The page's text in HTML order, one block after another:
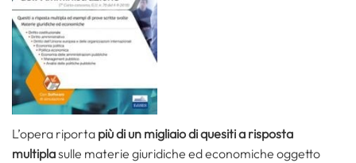
L’opera riporta più di un migliaiodi quesiti a risposta
multiplasulle materie giuridiche ed economiche oggetto